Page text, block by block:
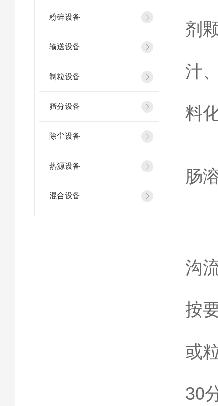
粉碎设备
输送设备
制粒设备
筛分设备
除尘设备
热源设备
混合设备
剂
汁
料
肠
沟
按
或
30